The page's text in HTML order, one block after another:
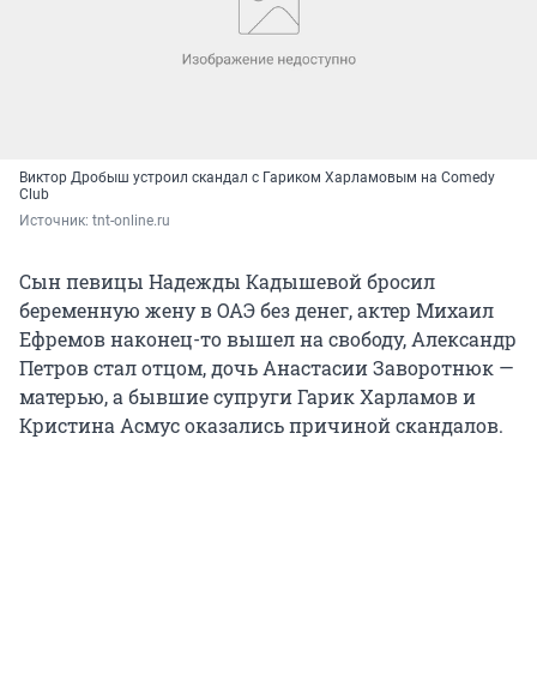
Виктор Дробыш устроил скандал с Гариком Харламовым на Comedy
Club
Источник: tnt-online.ru
Сын певицы Надежды Кадышевой бросил
беременную жену в ОАЭ без денег, актер Михаил
Ефремов наконец-то вышел на свободу, Александр
Петров стал отцом, дочь Анастасии Заворотнюк —
матерью, а бывшие супруги Гарик Харламов и
Кристина Асмус оказались причиной скандалов.